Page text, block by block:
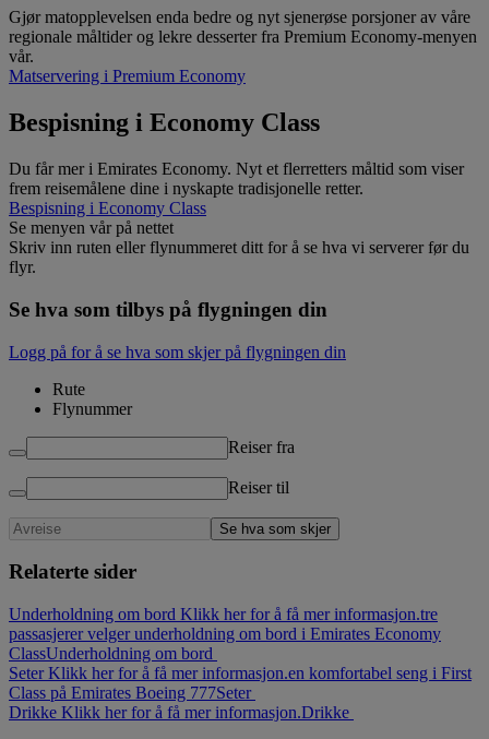
Gjør matopplevelsen enda bedre og nyt sjenerøse porsjoner av våre
regionale måltider og lekre desserter fra Premium Economy-menyen
vår.
Matservering i Premium Economy
Bespisning i Economy Class
Du får mer i Emirates Economy. Nyt et flerretters måltid som viser
frem reisemålene dine i nyskapte tradisjonelle retter.
Bespisning i Economy Class
Se menyen vår på nettet
Skriv inn ruten eller flynummeret ditt for å se hva vi serverer før du
flyr.
Se hva som tilbys på flygningen din
Logg på for å se hva som skjer på flygningen din
Rute
Flynummer
Reiser fra
Reiser til
Se hva som skjer
Relaterte sider
Underholdning om bord Klikk her for å få mer informasjon.tre
passasjerer velger underholdning om bord i Emirates Economy
ClassUnderholdning om bord
Seter Klikk her for å få mer informasjon.en komfortabel seng i First
Class på Emirates Boeing 777Seter
Drikke Klikk her for å få mer informasjon.Drikke